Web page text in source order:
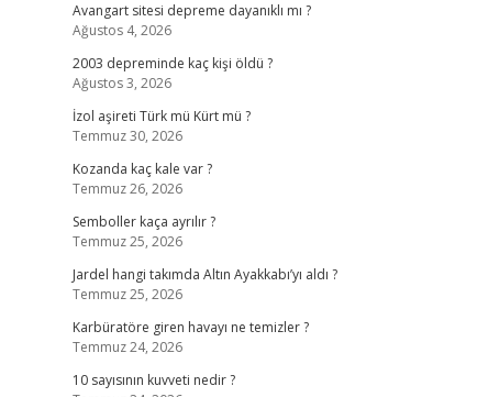
Avangart sitesi depreme dayanıklı mı ?
Ağustos 4, 2026
2003 depreminde kaç kişi öldü ?
Ağustos 3, 2026
İzol aşireti Türk mü Kürt mü ?
Temmuz 30, 2026
Kozanda kaç kale var ?
Temmuz 26, 2026
Semboller kaça ayrılır ?
Temmuz 25, 2026
Jardel hangi takımda Altın Ayakkabı’yı aldı ?
Temmuz 25, 2026
Karbüratöre giren havayı ne temizler ?
Temmuz 24, 2026
10 sayısının kuvveti nedir ?